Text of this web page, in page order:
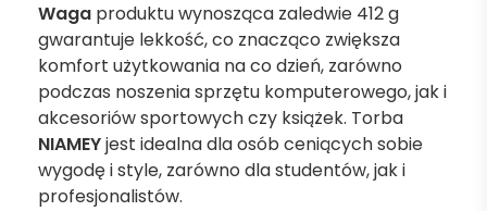
Waga produktu wynosząca zaledwie 412 g
gwarantuje lekkość, co znacząco zwiększa
komfort użytkowania na co dzień, zarówno
podczas noszenia sprzętu komputerowego, jak i
akcesoriów sportowych czy książek. Torba
NIAMEYjest idealna dla osób ceniących sobie
wygodę i style, zarówno dla studentów, jak i
profesjonalistów.